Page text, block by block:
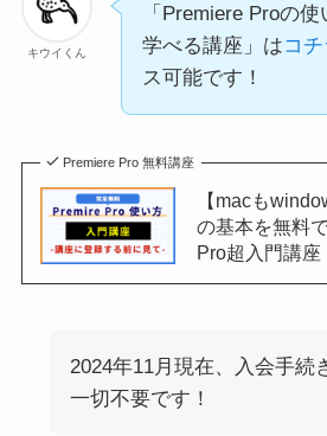
キウイくん
「Premiere Proの
学べる講座」はコチ
ス可能です！
Premiere Pro 無料講座
【macも
の基本を無料
Pro超入門講座
2024年11月現在、入会手続
一切不要です！